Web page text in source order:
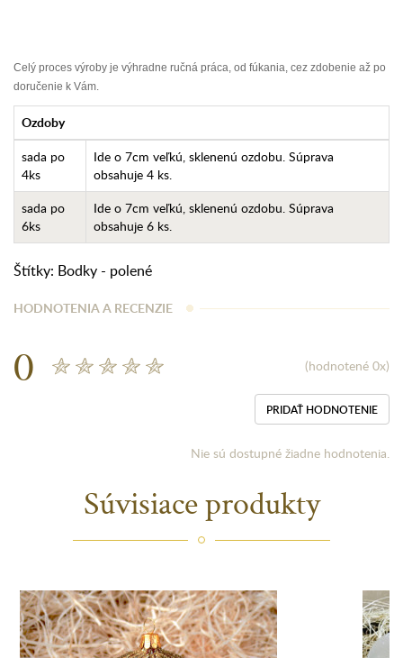
Celý proces výroby je výhradne ručná práca, od fúkania, cez zdobenie až po
doručenie k Vám.
Ozdoby
sada po
4ks
Ide o 7cm veľkú, sklenenú ozdobu. Súprava
obsahuje 4 ks.
sada po
6ks
Ide o 7cm veľkú, sklenenú ozdobu. Súprava
obsahuje 6 ks.
Štítky: Bodky - polené
HODNOTENIA A RECENZIE
0 (hodnotené 0x)
PRIDAŤ HODNOTENIE
Nie sú dostupné žiadne hodnotenia.
Súvisiace produkty